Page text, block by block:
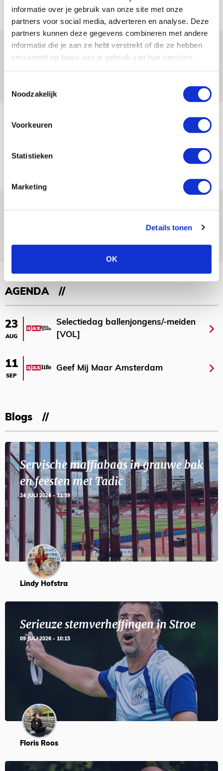
informatie over je gebruik van onze site met onze
partners voor social media, adverteren en analyse. Deze
partners kunnen deze gegevens combineren met andere
informatie die je aan ze hebt verstrekt of die ze hebben
verzameld op basis van je gebruik van hun services.
Noodzakelijk
Voorkeuren
Statistieken
Marketing
Details tonen
OK
Net binnen //
Brandt: ‘Ajax en Cruijff bleven door
mijn hoofd spoken’
Míchel geeft blessure-update en
Bekijk meer
AGENDA
23
AUG
Selectiedag ballenjongens/-meiden
[VOL]
11
SEP
Geef Mij Maar Amsterdam
Blogs
Servische maffiabaas in grauwe bak
en feesten met Tadic
24 JULI 2026 - 11:59
Lindy Hofstra
Serieuze stemverheffingen in Stroe
09 JULI 2026 - 10:15
Floris Roos